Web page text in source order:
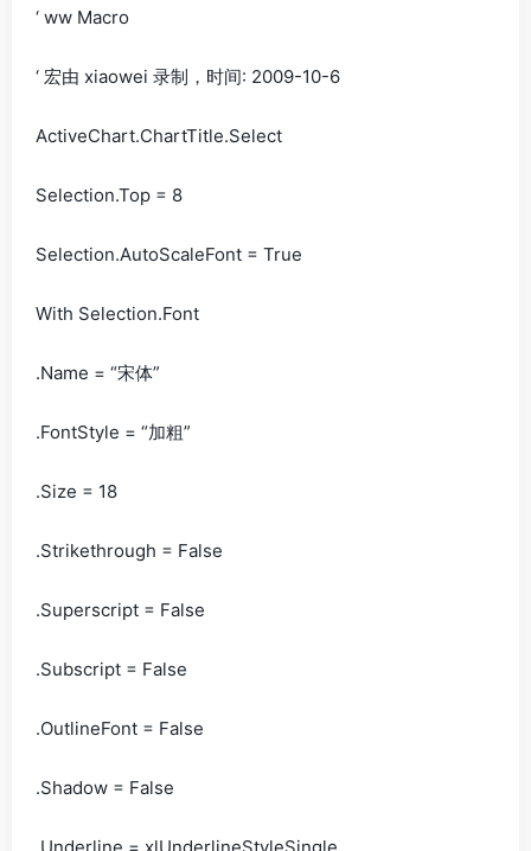
‘ ww Macro
‘ 宏由 xiaowei 录制，时间: 2009-10-6
ActiveChart.ChartTitle.Select
Selection.Top = 8
Selection.AutoScaleFont = True
With Selection.Font
.Name = “宋体”
.FontStyle = “加粗”
.Size = 18
.Strikethrough = False
.Superscript = False
.Subscript = False
.OutlineFont = False
.Shadow = False